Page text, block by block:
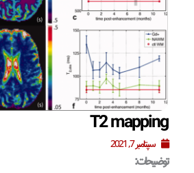
T2 mapping
سپتامبر 7, 2021
توضیحات: